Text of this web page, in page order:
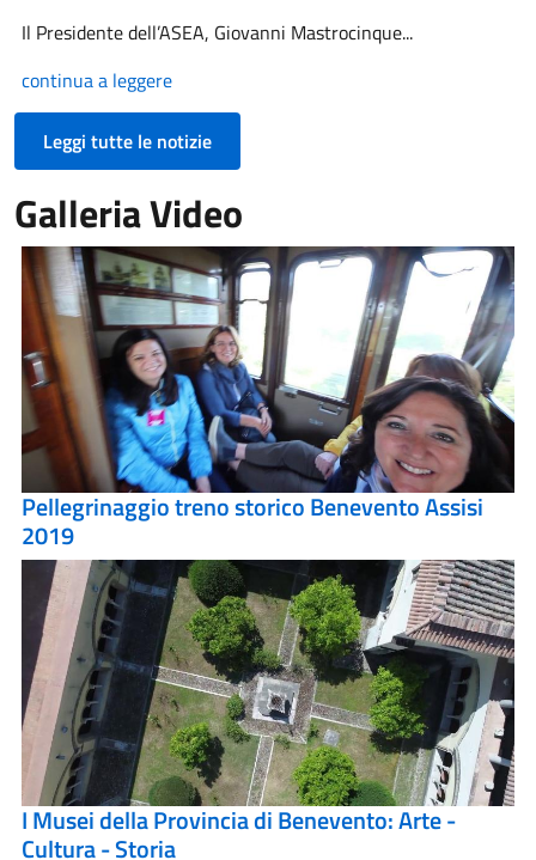
Il Presidente dell’ASEA, Giovanni Mastrocinque...
continua a leggere
Leggi tutte le notizie
Galleria Video
Pellegrinaggio treno storico Benevento Assisi
2019
I Musei della Provincia di Benevento: Arte -
Cultura - Storia